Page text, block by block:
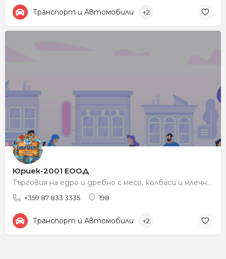
Транспорт и Автомобили +2
Юриек-2001 ЕООД
Търговия на едро и дребно с месо, колбаси и млечни продукти
+359 87 833 3335 198
Транспорт и Автомобили +2